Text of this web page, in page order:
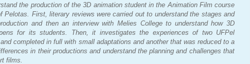
the production of the 3D animation student in the Animation Film course
Pelotas. First, literary reviews were carried out to understand the stages and
and then an interview with Melies College to understand how 3D
for its students. Then, it investigates the experiences of two UFPel
completed in full with small adaptations and another that was reduced to a
in their productions and understand the planning and challenges that
films.